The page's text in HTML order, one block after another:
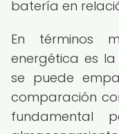
batería en
En términos
energética es
se puede
comparación
fundamental